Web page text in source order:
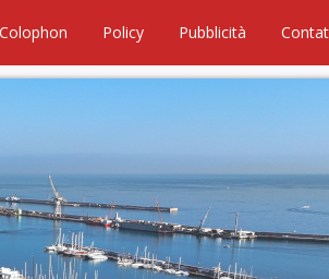
Colophon Policy Pubblicità